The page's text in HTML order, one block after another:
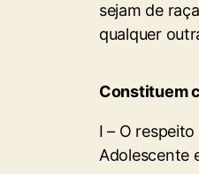
sejam de
qualquer
Constituem
I – O
Adolescente